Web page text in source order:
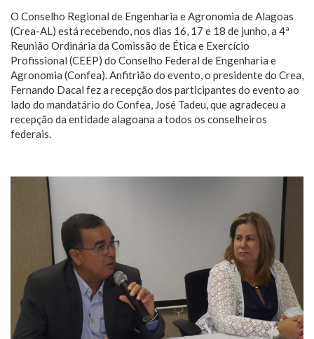
O Conselho Regional de Engenharia e Agronomia de Alagoas
(Crea-AL) está recebendo, nos dias 16, 17 e 18 de junho, a 4ª
Reunião Ordinária da Comissão de Ética e Exercício
Profissional (CEEP) do Conselho Federal de Engenharia e
Agronomia (Confea). Anfitrião do evento, o presidente do Crea,
Fernando Dacal fez a recepção dos participantes do evento ao
lado do mandatário do Confea, José Tadeu, que agradeceu a
recepção da entidade alagoana a todos os conselheiros
federais.